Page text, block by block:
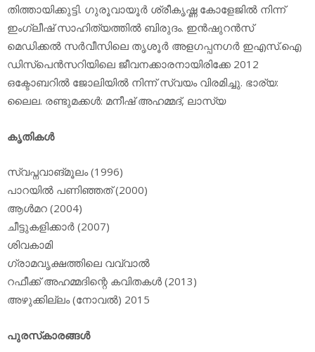
തിത്തായിക്കുട്ടി. ഗുരൂവായൂര്‍ ശ്രീകൃഷ്ണ കോളേജില്‍ നിന്ന്
ഇംഗ്ലീഷ് സാഹിത്യത്തില്‍ ബിരുദം. ഇന്‍ഷുറന്‍സ്
മെഡിക്കല്‍ സര്‍വീസിലെ തൃശൂര്‍ അളഗപ്പനഗര്‍ ഇഎസ്.ഐ
ഡിസ്‌പെന്‍സറിയിലെ ജീവനക്കാരനായിരിക്കേ 2012
ഒക്ടോബറില്‍ ജോലിയില്‍ നിന്ന് സ്വയം വിരമിച്ചു. ഭാര്യ:
ലൈല. രണ്ടുമക്കള്‍: മനീഷ് അഹമ്മദ്, ലാസ്യ
കൃതികള്‍
സ്വപ്നവാങ്മൂലം (1996)
പാറയില്‍ പണിഞ്ഞത് (2000)
ആള്‍മറ (2004)
ചീട്ടുകളിക്കാര്‍ (2007)
ശിവകാമി
ഗ്രാമവൃക്ഷത്തിലെ വവ്വാല്‍
റഫീക്ക് അഹമ്മദിന്റെ കവിതകള്‍ (2013)
അഴുക്കില്ലം (നോവല്‍) 2015
പുരസ്‌കാരങ്ങള്‍